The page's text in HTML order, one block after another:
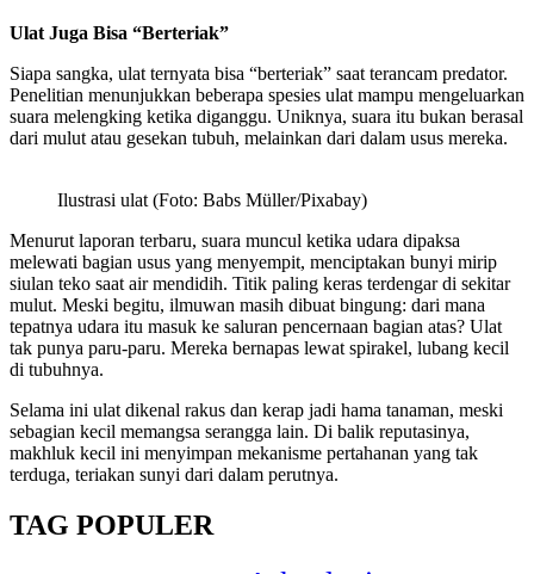
Ulat Juga Bisa “Berteriak”
Siapa sangka, ulat ternyata bisa “berteriak” saat terancam predator.
Penelitian menunjukkan beberapa spesies ulat mampu mengeluarkan
suara melengking ketika diganggu. Uniknya, suara itu bukan berasal
dari mulut atau gesekan tubuh, melainkan dari dalam usus mereka.
Ilustrasi ulat (Foto: Babs Müller/Pixabay)
Menurut laporan terbaru, suara muncul ketika udara dipaksa
melewati bagian usus yang menyempit, menciptakan bunyi mirip
siulan teko saat air mendidih. Titik paling keras terdengar di sekitar
mulut. Meski begitu, ilmuwan masih dibuat bingung: dari mana
tepatnya udara itu masuk ke saluran pencernaan bagian atas? Ulat
tak punya paru-paru. Mereka bernapas lewat spirakel, lubang kecil
di tubuhnya.
Selama ini ulat dikenal rakus dan kerap jadi hama tanaman, meski
sebagian kecil memangsa serangga lain. Di balik reputasinya,
makhluk kecil ini menyimpan mekanisme pertahanan yang tak
terduga, teriakan sunyi dari dalam perutnya.
TAG POPULER